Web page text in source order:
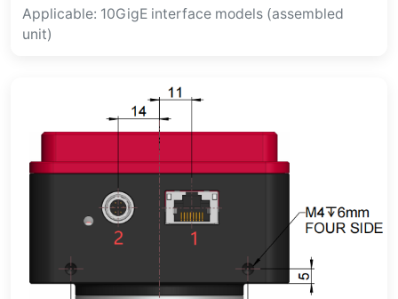
Applicable: 10GigE interface models (assembled
unit)